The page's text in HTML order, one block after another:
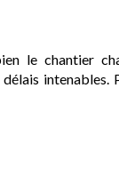
le chantier
intenables.